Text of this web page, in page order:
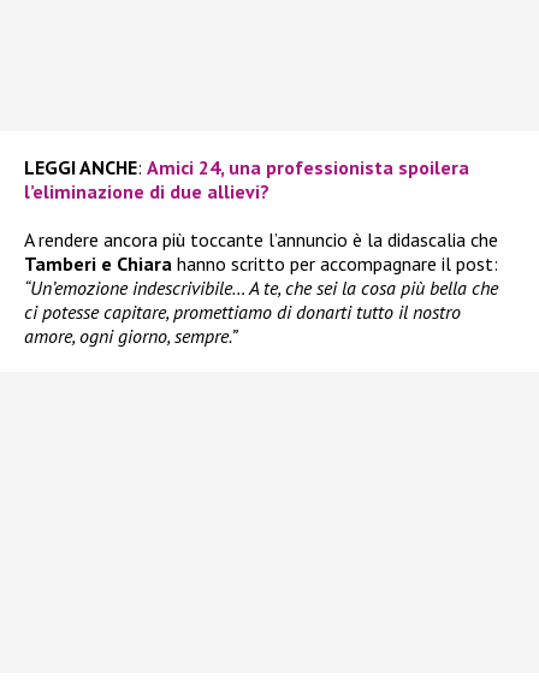
LEGGI ANCHE: Amici 24, una professionista spoilera
l’eliminazione di due allievi?
A rendere ancora più toccante l’annuncio è la didascalia che
Tamberi e Chiara hanno scritto per accompagnare il post:
“Un’emozione indescrivibile… A te, che sei la cosa più bella che
ci potesse capitare, promettiamo di donarti tutto il nostro
amore, ogni giorno, sempre.”